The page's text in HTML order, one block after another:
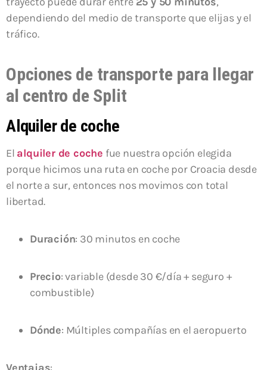
dependiendo del medio de transporte que elijas y el
tráfico.
Opciones de transporte para llegar
al centro de Split
Alquiler de coche
El alquiler de coche fue nuestra opción elegida
porque hicimos una ruta en coche por Croacia desde
el norte a sur, entonces nos movimos con total
libertad.
Duración: 30 minutos en coche
Precio: variable (desde 30 €/día + seguro +
combustible)
Dónde: Múltiples compañías en el aeropuerto